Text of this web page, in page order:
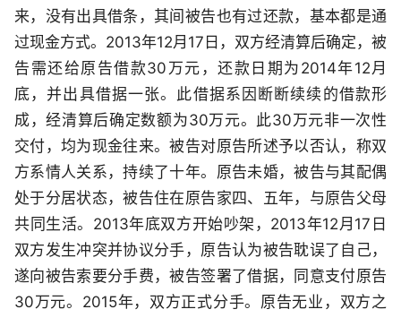
来，没有出具借条，其间被告也有过还款，基本都是通
过现金方式。2013年12月17日，双方经清算后确定，被
告需还给原告借款30万元，还款日期为2014年12月
底，并出具借据一张。此借据系因断断续续的借款形
成，经清算后确定数额为30万元。此30万元非一次性
交付，均为现金往来。被告对原告所述予以否认，称双
方系情人关系，持续了十年。原告未婚，被告与其配偶
处于分居状态，被告住在原告家四、五年，与原告父母
共同生活。2013年底双方开始吵架，2013年12月17日
双方发生冲突并协议分手，原告认为被告耽误了自己，
遂向被告索要分手费，被告签署了借据，同意支付原告
30万元。2015年，双方正式分手。原告无业，双方之